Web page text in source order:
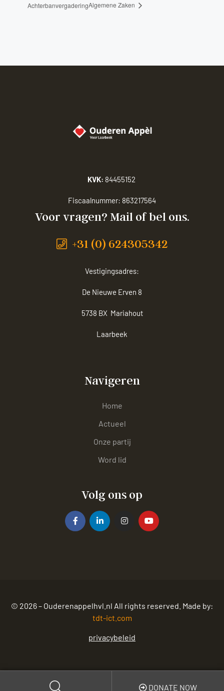
AchterbanvergaderingAlgemene Zaken
KVK: 84455152
Fiscaalnummer: 863217564
Voor vragen? Mail of bel ons.
+31 (0) 624305342
Vestigingsadres:
De Nieuwe Erven 8
5738 BX Mariahout
Laarbeek
Navigeren
Home
Actueel
Onze partij
Word lid
Volg ons op
© 2026 – Ouderenappelhvl.nl All rights reserved. Made by:
tdt-ict.com
privacybeleid
DONATE NOW